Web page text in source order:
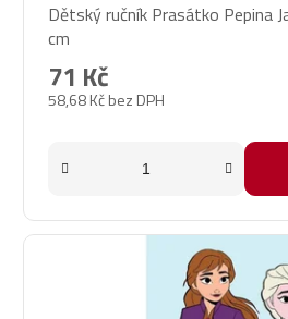
Dětský ručník Prasátko Pepina
cm
58,68 Kč bez DPH
71 Kč